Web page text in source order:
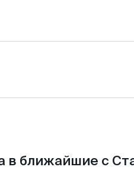
в ближайшие с